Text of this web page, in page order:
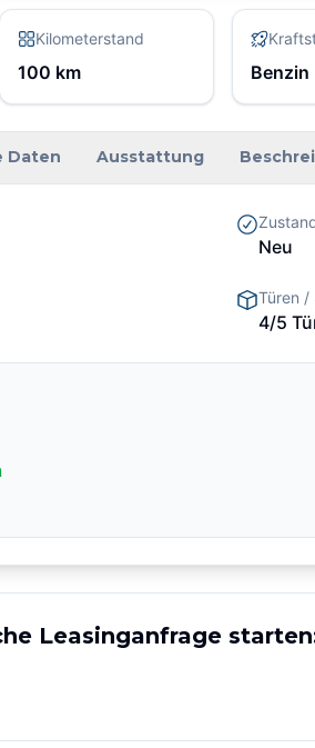
Kilometerstand
100 km Benzin
Daten Ausstattung
Neu
Türen /
4/5
Leasinganfrage